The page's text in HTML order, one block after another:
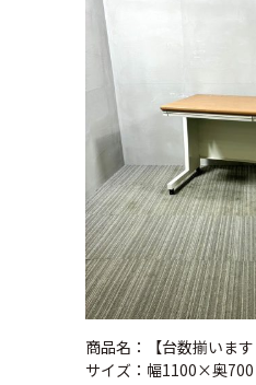
商品名：【台数揃いま
サイズ：幅1100×奥